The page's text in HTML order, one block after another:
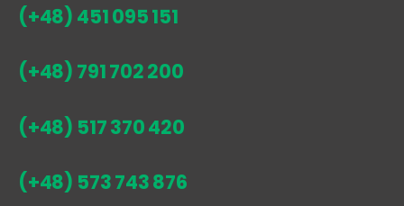
(+48) 451 095 151
(+48) 791 702 200
(+48) 517 370 420
(+48) 573 743 876